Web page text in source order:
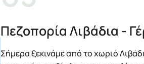
Πεζοπορία Λιβάδια -
Σήμερα ξεκινάμε από το χωριό